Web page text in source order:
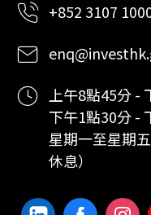
+852 3107
上午8點45分 -
下午1點30分 -
星期一至星期
休息）